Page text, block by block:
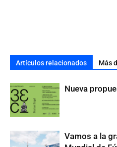
Artículos relacionados Más
Nueva
Vamos a la